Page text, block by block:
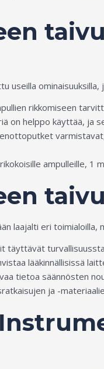
useilla
rikkomiseen
on helppo käyttää, ja
ampulleille, 1
laajalti eri toimialoilla,
täyttävät
lääkinnällisissä
tietoa säännösten
ja -